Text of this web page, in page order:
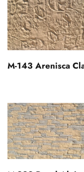
M-143 Arenisca